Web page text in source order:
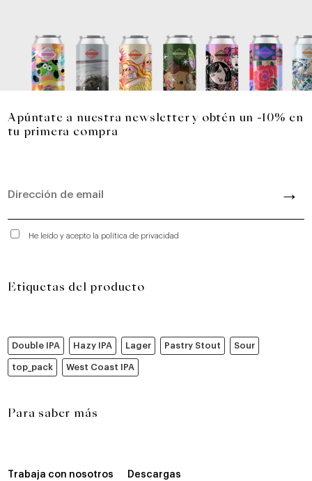
Apúntate a nuestra newsletter y obtén un -10% en
tu primera compra
He leído y acepto la política de privacidad
Etiquetas del producto
Double IPA Hazy IPA Lager Pastry Stout Sour
top_pack West Coast IPA
Para saber más
Trabaja con nosotros Descargas